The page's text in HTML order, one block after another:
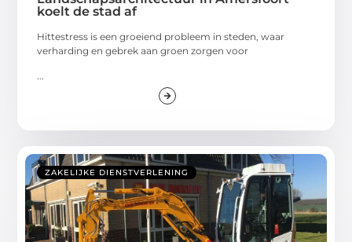
koelt de stad af
Hittestress is een groeiend probleem in steden, waar
verharding en gebrek aan groen zorgen voor
...
ZAKELIJKE DIENSTVERLENING